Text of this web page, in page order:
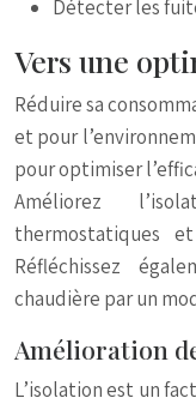
Détecter les
Vers une
Réduire sa
et pour
pour optimiser
Améliorez
thermostatiques
Réfléchissez
chaudière par un
Amélioration
L’isolation est un